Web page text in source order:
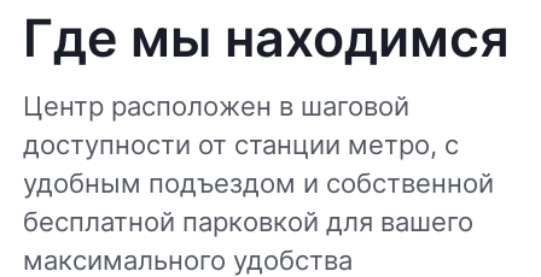
Где мы находимся
Центр расположен в шаговой
доступности от станции метро, с
удобным подъездом и собственной
бесплатной парковкой для вашего
максимального удобства